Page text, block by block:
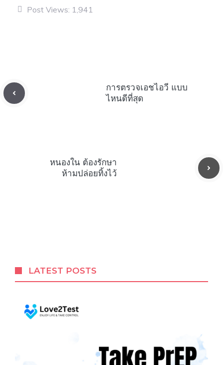
Post Views: 1,941
การตรวจเอชไอวี แบบ
ไหนดีที่สุด
หนองใน ต้องรักษา
ห้ามปล่อยทิ้งไว้
LATEST POSTS